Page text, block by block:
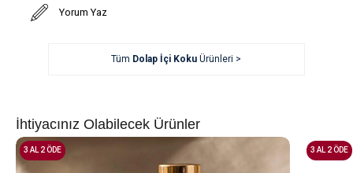
Yorum Yaz
Tüm Dolap İçi Koku Ürünleri >
İhtiyacınız Olabilecek Ürünler
3 AL 2 ÖDE 3 AL 2 ÖDE